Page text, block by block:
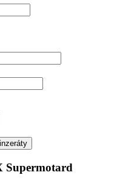
Supermotard